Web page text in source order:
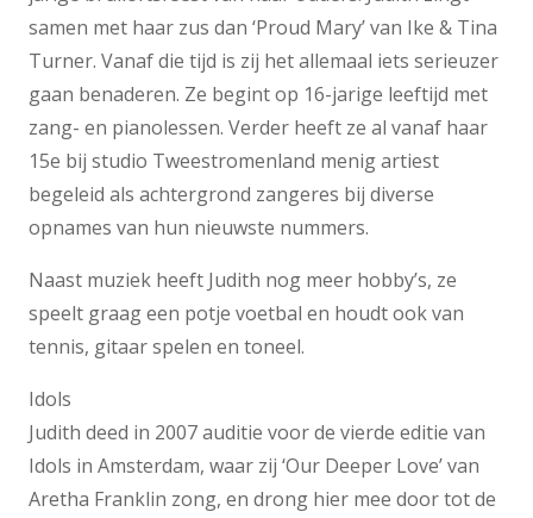
samen met haar zus dan ‘Proud Mary’ van Ike & Tina
Turner. Vanaf die tijd is zij het allemaal iets serieuzer
gaan benaderen. Ze begint op 16-jarige leeftijd met
zang- en pianolessen. Verder heeft ze al vanaf haar
15e bij studio Tweestromenland menig artiest
begeleid als achtergrond zangeres bij diverse
opnames van hun nieuwste nummers.
Naast muziek heeft Judith nog meer hobby’s, ze
speelt graag een potje voetbal en houdt ook van
tennis, gitaar spelen en toneel.
Idols
Judith deed in 2007 auditie voor de vierde editie van
Idols in Amsterdam, waar zij ‘Our Deeper Love’ van
Aretha Franklin zong, en drong hier mee door tot de